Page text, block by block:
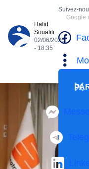
Hafid
Soualili
02/06/2026
- 18:35
Suivez-
Google